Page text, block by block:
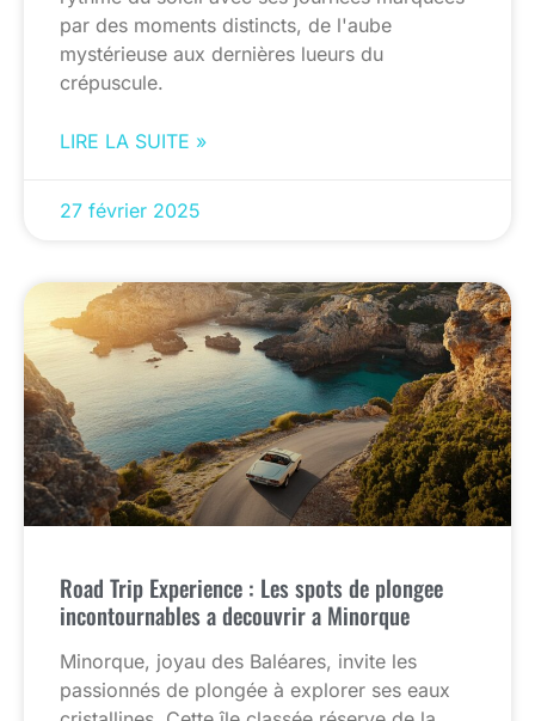
par des moments distincts, de l'aube
mystérieuse aux dernières lueurs du
crépuscule.
LIRE LA SUITE »
27 février 2025
Road Trip Experience : Les spots de plongee
incontournables a decouvrir a Minorque
Minorque, joyau des Baléares, invite les
passionnés de plongée à explorer ses eaux